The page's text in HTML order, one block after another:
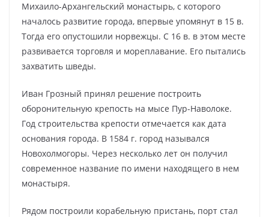
Михаило-Архангельский монастырь, с которого
началось развитие города, впервые упомянут в 15 в.
Тогда его опустошили норвежцы. С 16 в. в этом месте
развивается торговля и мореплавание. Его пытались
захватить шведы.
Иван Грозный принял решение построить
оборонительную крепость на мысе Пур-Наволоке.
Год строительства крепости отмечается как дата
основания города. В 1584 г. город назывался
Новохолмогоры. Через несколько лет он получил
современное название по имени находящего в нем
монастыря.
Рядом построили корабельную пристань, порт стал